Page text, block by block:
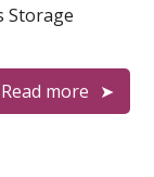
Storage
Read more